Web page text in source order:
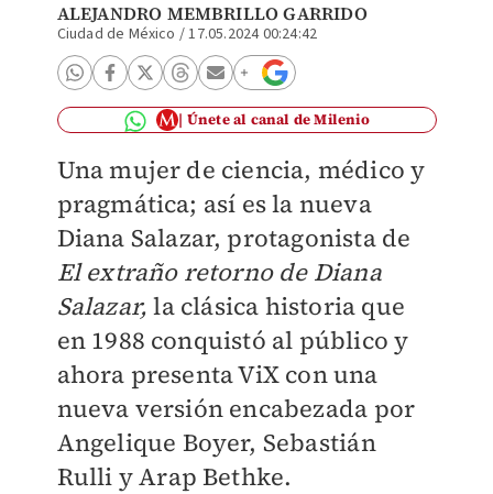
ALEJANDRO MEMBRILLO GARRIDO
Ciudad de México /17.05.2024 00:24:42
Únete al canal de Milenio
Una mujer de ciencia, médico y
pragmática; así es la nueva
Diana Salazar, protagonista de
El extraño retorno de Diana
Salazar, la clásica historia que
en 1988 conquistó al público y
ahora presenta ViX con una
nueva versión encabezada por
Angelique Boyer, Sebastián
Rulli y Arap Bethke.